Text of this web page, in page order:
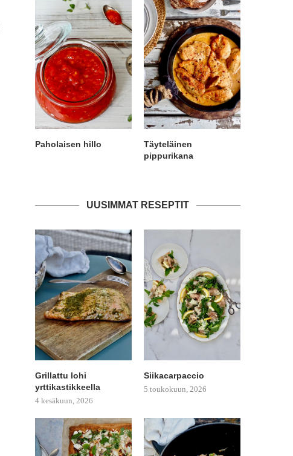
Paholaisen hillo
Täyteläinen
pippurikana
UUSIMMAT RESEPTIT
Grillattu lohi
yrttikastikkeella
4 kesäkuun, 2026
Siikacarpaccio
5 toukokuun, 2026